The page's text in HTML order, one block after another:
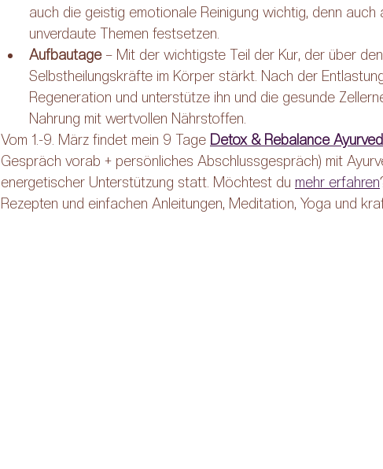
auch die geistig emotionale Reinigung wichtig, denn
unverdaute Themen festsetzen.
Aufbautage – Mit der wichtigste Teil der Kur, der über
Selbstheilungskräfte im Körper stärkt. Nach der
Regeneration und unterstütze ihn und die gesunde
Nahrung mit wertvollen Nährstoffen.
Vom 1.-9. März findet mein 9 Tage Detox & Rebalance
Gespräch vorab + persönliches Abschlussgespräch) mit
energetischer Unterstützung statt. Möchtest du mehr erfahren
Rezepten und einfachen Anleitungen, Meditation, Yoga und